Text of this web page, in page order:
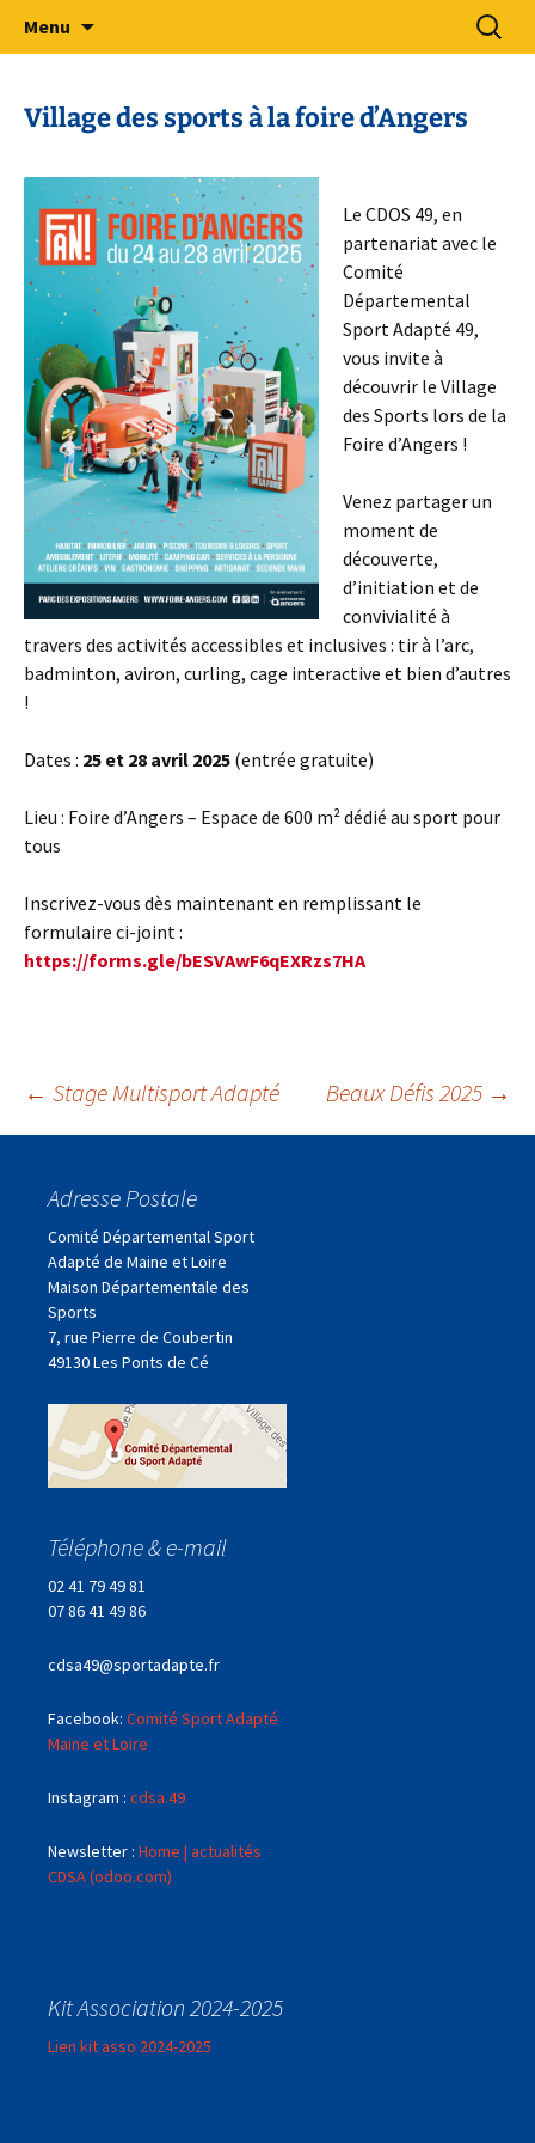
Comité Départemental Sport
Adapté 49
Sport Adapté 49
Menu
Village des sports à la foire d’Angers
Le CDOS 49, en
partenariat avec le
Comité
Départemental
Sport Adapté 49,
vous invite à
découvrir le Village
des Sports lors de la
Foire d’Angers !
Venez partager un
moment de
découverte,
d’initiation et de
convivialité à
travers des activités accessibles et inclusives : tir à l’arc,
badminton, aviron, curling, cage interactive et bien d’autres
!
Dates : 25 et 28 avril 2025 (entrée gratuite)
Lieu : Foire d’Angers – Espace de 600 m² dédié au sport pour
tous
Inscrivez-vous dès maintenant en remplissant le
formulaire ci-joint :
https://forms.gle/bESVAwF6qEXRzs7HA
Navigation
des
articles
← Stage Multisport Adapté Beaux Défis 2025 →
Adresse Postale
Comité Départemental Sport
Adapté de Maine et Loire
Maison Départementale des
Sports
7, rue Pierre de Coubertin
49130 Les Ponts de Cé
Téléphone & e-mail
02 41 79 49 81
07 86 41 49 86
cdsa49@sportadapte.fr
Facebook: Comité Sport Adapté
Maine et Loire
Instagram : cdsa.49
Newsletter : Home | actualités
CDSA (odoo.com)
Kit Association 2024-2025
Lien kit asso 2024-2025